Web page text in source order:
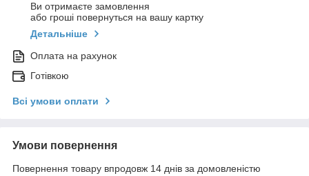
Ви отримаєте замовлення
або гроші повернуться на вашу картку
Детальніше
Оплата на рахунок
Готівкою
Всі умови оплати
Умови повернення
Повернення товару впродовж 14 днів за домовленістю